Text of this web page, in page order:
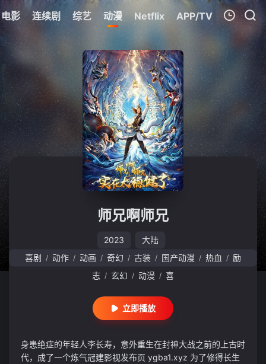
电影 连续剧 综艺 动漫 Netflix APP/TV
我的观影记录
暂无观看影片的记录
师兄啊师兄
2023
大陆
喜剧 / 动作 / 动画 / 奇幻 / 古装 / 国产动漫 / 热血 / 励
志 / 玄幻 / 动漫 / 喜
立即播放
身患绝症的年轻人李长寿，意外重生在封神大战之前的上古时
代，成了一个炼气冠建影视发布页 ygba1.xyz 为了修得长生